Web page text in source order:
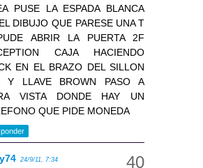
PUSE LA ESPADA BLANCA
DIBUJO QUE PARESE UNA T
ABRIR LA PUERTA 2F
CAJA HACIENDO
EN EL BRAZO DEL SILLON
Y LLAVE BROWN PASO A
VISTA DONDE HAY UN
QUE PIDE MONEDA
24/9/11, 7:34